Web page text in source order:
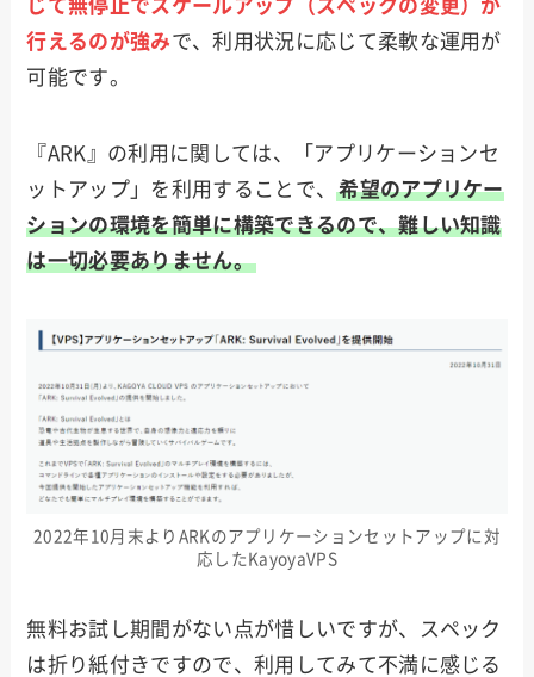
じて無停止でスケールアップ（スペックの変更）が
行えるのが強みで、利用状況に応じて柔軟な運用が
可能です。
『ARK』の利用に関しては、「アプリケーションセ
ットアップ」を利用することで、希望のアプリケー
ションの環境を簡単に構築できるので、難しい知識
は一切必要ありません。
2022年10月末よりARKのアプリケーションセットアップに対
応したKayoyaVPS
無料お試し期間がない点が惜しいですが、スペック
は折り紙付きですので、利用してみて不満に感じる